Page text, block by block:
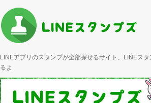
LINEアプリのスタンプが全部探せるサイト、LINEス
るよ